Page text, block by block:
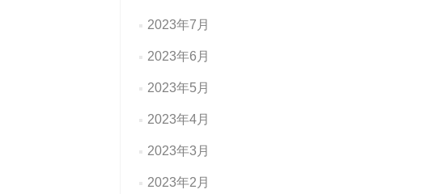
2023年7月
2023年6月
2023年5月
2023年4月
2023年3月
2023年2月